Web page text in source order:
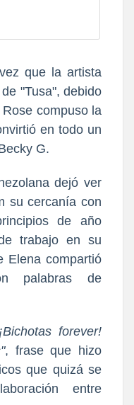
que la artista
"Tusa", debido
compuso la
en todo un
G.
dejó ver
su cercanía con
de año
trabajo en su
Elena compartió
palabras de
forever!
, frase que hizo
que quizá se
entre